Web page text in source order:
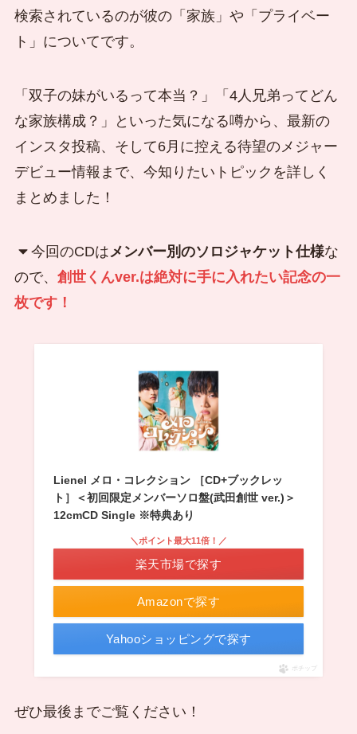
検索されているのが彼の「家族」や「プライベー
ト」についてです。
「双子の妹がいるって本当？」「4人兄弟ってどん
な家族構成？」といった気になる噂から、最新の
インスタ投稿、そして6月に控える待望のメジャー
デビュー情報まで、今知りたいトピックを詳しく
まとめました！
今回のCDは メンバー別のソロジャケット仕様な
ので、 創世くんver.は絶対に手に入れたい記念の一
枚です！
Lienel メロ・コレクション ［CD+ブックレッ
ト］＜初回限定メンバーソロ盤(武田創世 ver.)＞
12cmCD Single ※特典あり
Amazonで探す
＼ポイント最大11倍！／
楽天市場で探す
Yahooショッピングで探す
ポチップ
ぜひ最後までご覧ください！